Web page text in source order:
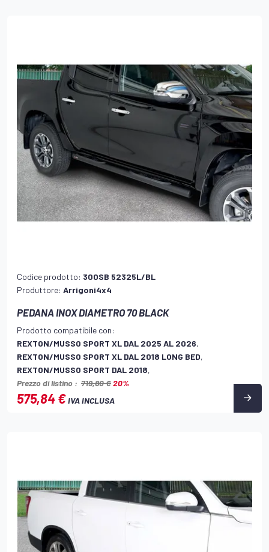
Codice prodotto: 300SB 52325L/BL
Produttore: Arrigoni4x4
PEDANA INOX DIAMETRO 70 BLACK
Prodotto compatibile con:
REXTON/MUSSO SPORT XL DAL 2025 AL 2026,
REXTON/MUSSO SPORT XL DAL 2018 LONG BED,
REXTON/MUSSO SPORT DAL 2018,
Prezzo di listino : 719,80 €20%
575,84 €IVA INCLUSA